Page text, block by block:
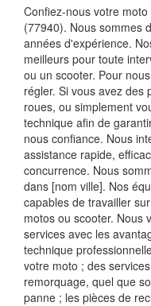
Confiez-nous votre
(77940). Nous sommes
années d'expérience.
meilleurs pour toute
ou un scooter. Pour
régler. Si vous avez des
roues, ou simplement
technique afin de
nous confiance. Nous
assistance rapide,
concurrence. Nous
dans [nom ville]. Nos
capables de travailler
motos ou scooter. Nous
services avec les
technique
votre moto ; des
remorquage, quel que
panne ; les pièces de